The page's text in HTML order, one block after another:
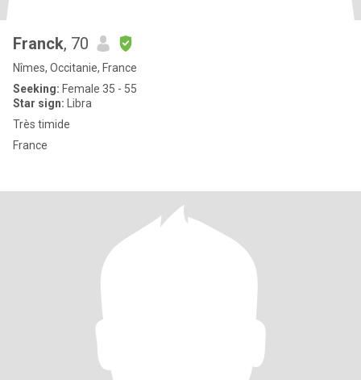
Franck, 70
Nîmes, Occitanie, France
Seeking: Female 35 - 55
Star sign: Libra
Très timide
France